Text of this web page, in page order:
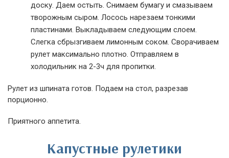
доску. Даем остыть. Снимаем бумагу и смазываем
творожным сыром. Лосось нарезаем тонкими
пластинами. Выкладываем следующим слоем.
Слегка сбрызгиваем лимонным соком. Сворачиваем
рулет максимально плотно. Отправляем в
холодильник на 2-3ч для пропитки.
Рулет из шпината готов. Подаем на стол, разрезав
порционно.
Приятного аппетита.
Капустные рулетики